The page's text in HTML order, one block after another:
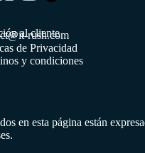
al cliente
rush.com
de Privacidad
y condiciones
en esta página están